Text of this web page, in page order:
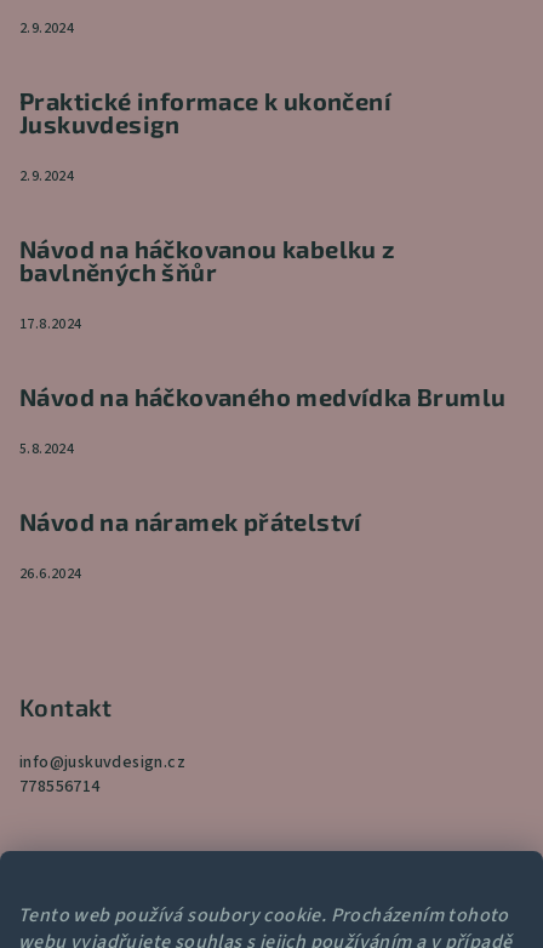
Tento web používá soubory cookie. Procházením tohoto
webu vyjadřujete souhlas s jejich používáním a v případě
2.9.2024
Praktické informace k ukončení
Juskuvdesign
2.9.2024
Návod na háčkovanou kabelku z
bavlněných šňůr
17.8.2024
Návod na háčkovaného medvídka Brumlu
5.8.2024
Návod na náramek přátelství
26.6.2024
Kontakt
info@juskuvdesign.cz
778556714